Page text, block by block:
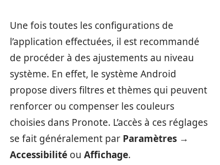
Une fois toutes les configurations de
l’application effectuées, il est recommandé
de procéder à des ajustements au niveau
système. En effet, le système Android
propose divers filtres et thèmes qui peuvent
renforcer ou compenser les couleurs
choisies dans Pronote. L’accès à ces réglages
se fait généralement par Paramètres →
Accessibilité ou Affichage.